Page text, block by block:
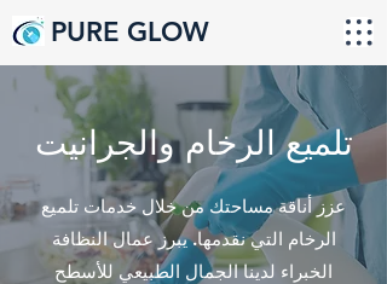
PURE GLOW
تلميع الرخام والجرانيت
عزز أناقة مساحتك من خلال خدمات تلميع
الرخام التي نقدمها. يبرز عمال النظافة
الخبراء لدينا الجمال الطبيعي للأسطح